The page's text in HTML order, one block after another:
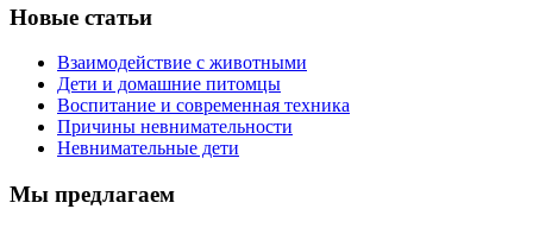
Новые статьи
Взаимодействие с животными
Дети и домашние питомцы
Воспитание и современная техника
Причины невнимательности
Невнимательные дети
Мы предлагаем